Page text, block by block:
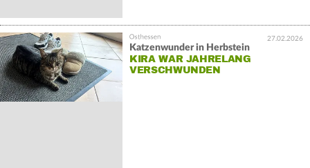
27.02.2026
Katzenwunder in Herbstein
KIRA WAR JAHRELANG
VERSCHWUNDEN